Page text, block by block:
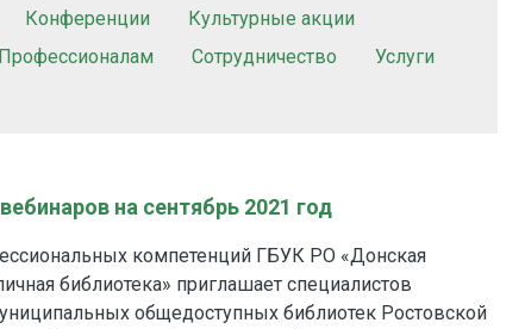
Конференции
Культурные акции
Профессионалам Сотрудничество
Услуги
на сентябрь 2021 год
компетенций ГБУК РО «Донская
библиотека» приглашает специалистов
общедоступных библиотек Ростовской